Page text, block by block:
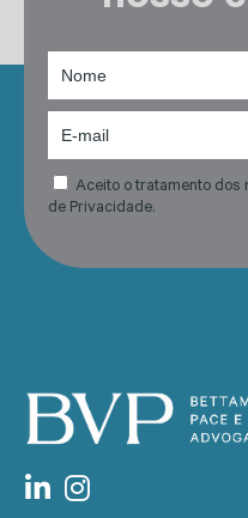
Aceito o tratamento dos
de Privacidade.